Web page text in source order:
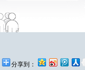
分享到：